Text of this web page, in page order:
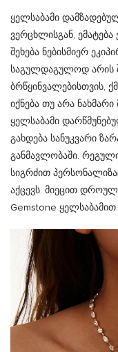
ყელსაბამი
ვერცხლისგან,
შეხება ნებისმიერ
საგულდაგულოდ არის
ბრწყინვალებისთვის,
იქნება თუ არა
ყელსაბამი
გახდება სანუკვარი
განმავლობაში.
სიგრძით
აქცევს. მიეცით
Gemstone ყელსაბამით.